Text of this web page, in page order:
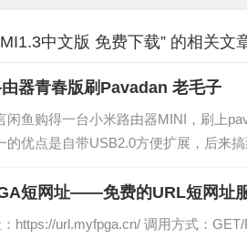
中文版 免费下载” 的相关文
器青春版刷Pavadan 老毛子
闲鱼购得一台小米路由器MINI，刷上
的优点是自带USB2.0方便扩展，后来
最终测试刷入pavadan后电流只有0.1-
短网址——免费的URL短网址
https://url.myfpga.cn/ 调用方式：